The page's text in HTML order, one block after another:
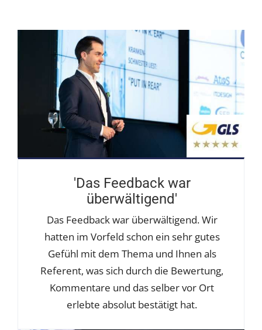
'Das Feedback war
überwältigend'
Das Feedback war überwältigend. Wir
hatten im Vorfeld schon ein sehr gutes
Gefühl mit dem Thema und Ihnen als
Referent, was sich durch die Bewertung,
Kommentare und das selber vor Ort
erlebte absolut bestätigt hat.